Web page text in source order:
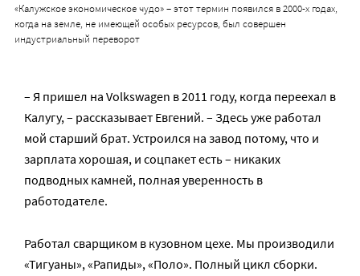
«Калужское экономическое чудо» – этот термин появился в 2000-х годах,
когда на земле, не имеющей особых ресурсов, был совершен
индустриальный переворот
– Я пришел на Volkswagen в 2011 году, когда переехал в
Калугу, – рассказывает Евгений. – Здесь уже работал
мой старший брат. Устроился на завод потому, что и
зарплата хорошая, и соцпакет есть – никаких
подводных камней, полная уверенность в
работодателе.
Работал сварщиком в кузовном цехе. Мы производили
«Тигуаны», «Рапиды», «Поло». Полный цикл сборки.